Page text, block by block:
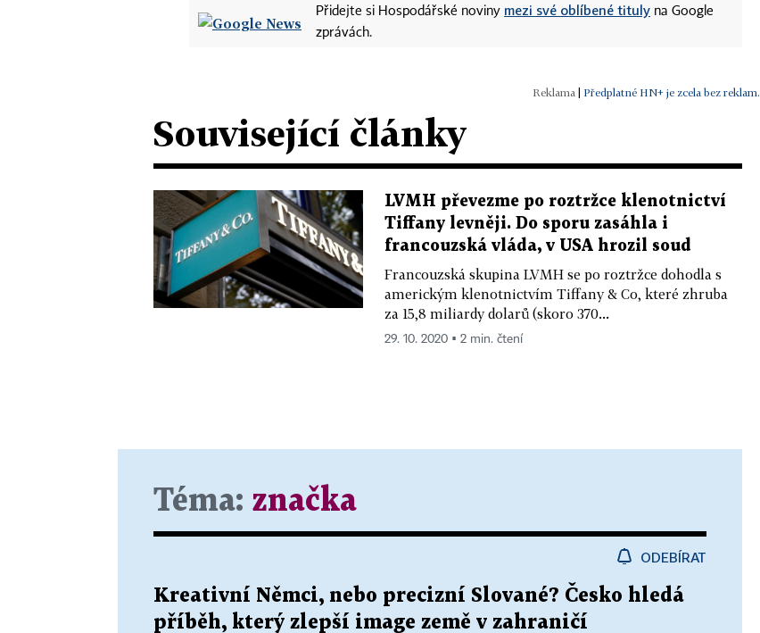
Přidejte si Hospodářské noviny mezi své oblíbené tituly na Google
zprávách.
| Předplatné HN+ je zcela bez reklam.
Související články
LVMH převezme po roztržce klenotnictví
Tiffany levněji. Do sporu zasáhla i
francouzská vláda, v USA hrozil soud
Francouzská skupina LVMH se po roztržce dohodla s
americkým klenotnictvím Tiffany & Co, které zhruba
za 15,8 miliardy dolarů (skoro 370...
29. 10. 2020 ▪ 2 min. čtení
Téma: značka
ODEBÍRAT
Kreativní Němci, nebo precizní Slované? Česko hledá
příběh, který zlepší image země v zahraničí